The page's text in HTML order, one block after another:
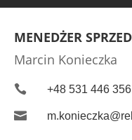
MENEDŻER
Marcin Konieczka
 +48 531 446 356
